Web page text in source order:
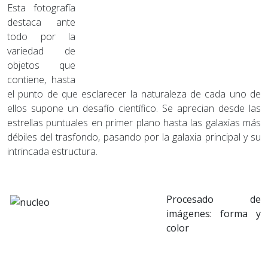
Esta fotografía
destaca ante
todo por la
variedad de
objetos que
contiene, hasta
el punto de que esclarecer la naturaleza de cada uno de
ellos supone un desafío científico. Se aprecian desde las
estrellas puntuales en primer plano hasta las galaxias más
débiles del trasfondo, pasando por la galaxia principal y su
intrincada estructura.
Procesado de
imágenes: forma y
color